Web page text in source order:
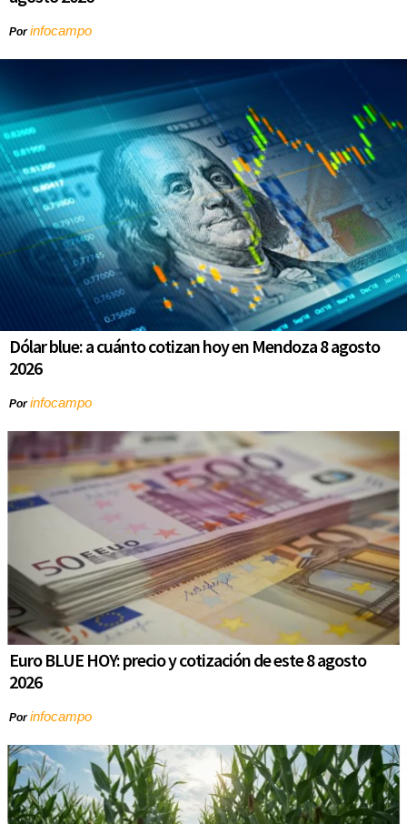
Porinfocampo
Dólar blue: a cuánto cotizan hoy en Mendoza 8 agosto
2026
Porinfocampo
Euro BLUE HOY: precio y cotización de este 8 agosto
2026
Porinfocampo